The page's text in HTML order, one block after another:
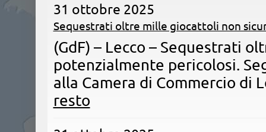
31 ottobre 2025
Sequestrati oltre mille giocattoli non
(GdF) – Lecco – Sequestrati
potenzialmente pericolosi.
alla Camera di Commercio di
resto